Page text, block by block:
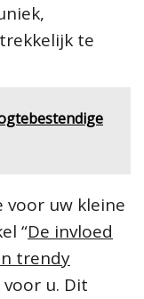
te
voor uw kleine
“De invloed
trendy
u. Dit